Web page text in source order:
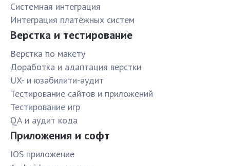
Системная интеграция
Интеграция платёжных систем
Верстка и тестирование
Верстка по макету
Доработка и адаптация верстки
UX- и юзабилити-аудит
Тестирование сайтов и приложений
Тестирование игр
QA и аудит кода
Приложения и софт
IOS приложение